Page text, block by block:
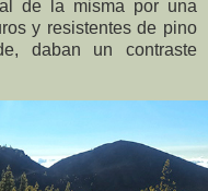
de la misma por una
y resistentes de pino
daban un contraste